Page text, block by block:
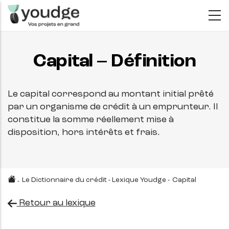
Aller
au
principalCapital – Définition
Le capital correspond au montant initial prêté
par un organisme de crédit à un emprunteur. Il
constitue la somme réellement mise à
disposition, hors intérêts et frais.
- Le Dictionnaire du crédit - Lexique Youdge - Capital
Retour au lexique